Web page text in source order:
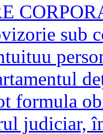
sub
formula
judiciar,